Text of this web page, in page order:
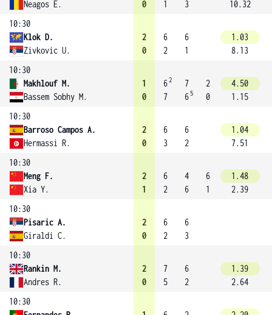
Neagos E.
0
1
3
10.32
10:30
Klok D.
Zivkovic U.
2
0
6
2
6
1
1.03
8.13
10:30
Makhlouf M.
Bassem Sobhy M.
1
0
62
7
7
6 5
2
0
4.50
1.15
10:30
Barroso Campos A.
Hermassi R.
2
0
6
3
6
2
1.04
7.51
10:30
Meng F.
Xia Y.
2
1
6
2
4
6
6
1
1.48
2.39
10:30
Pisaric A.
Giraldi C.
2
0
6
2
6
3
10:30
Rankin M.
Andres R.
2
0
7
5
6
2
1.39
2.64
10:30